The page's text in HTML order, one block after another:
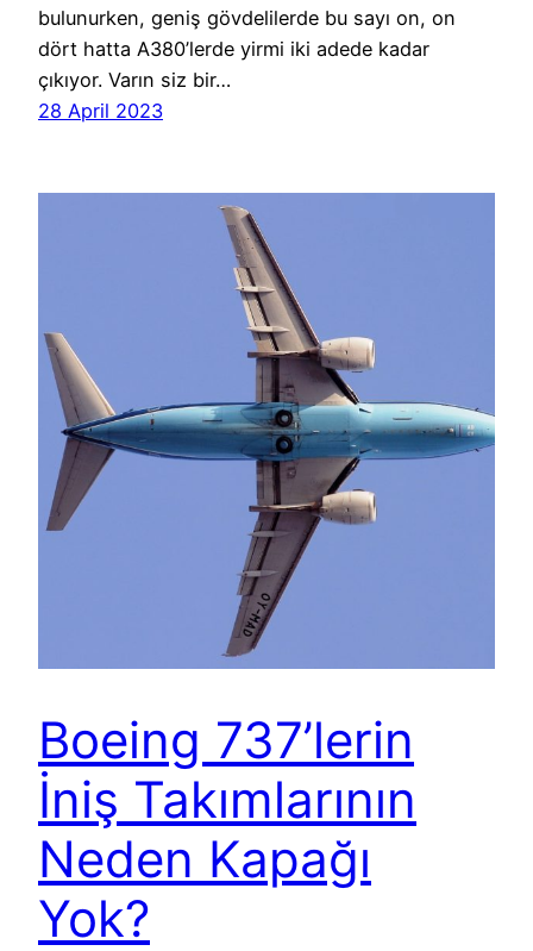
bulunurken, geniş gövdelilerde bu sayı on, on
dört hatta A380’lerde yirmi iki adede kadar
çıkıyor. Varın siz bir…
28 April 2023
Boeing 737’lerin
İniş Takımlarının
Neden Kapağı
Yok?